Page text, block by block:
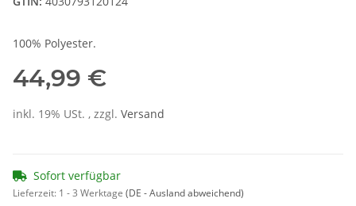
100% Polyester.
44,99 €
inkl. 19% USt. , zzgl. Versand
Sofort verfügbar
Lieferzeit: 1 - 3 Werktage (DE - Ausland abweichend)